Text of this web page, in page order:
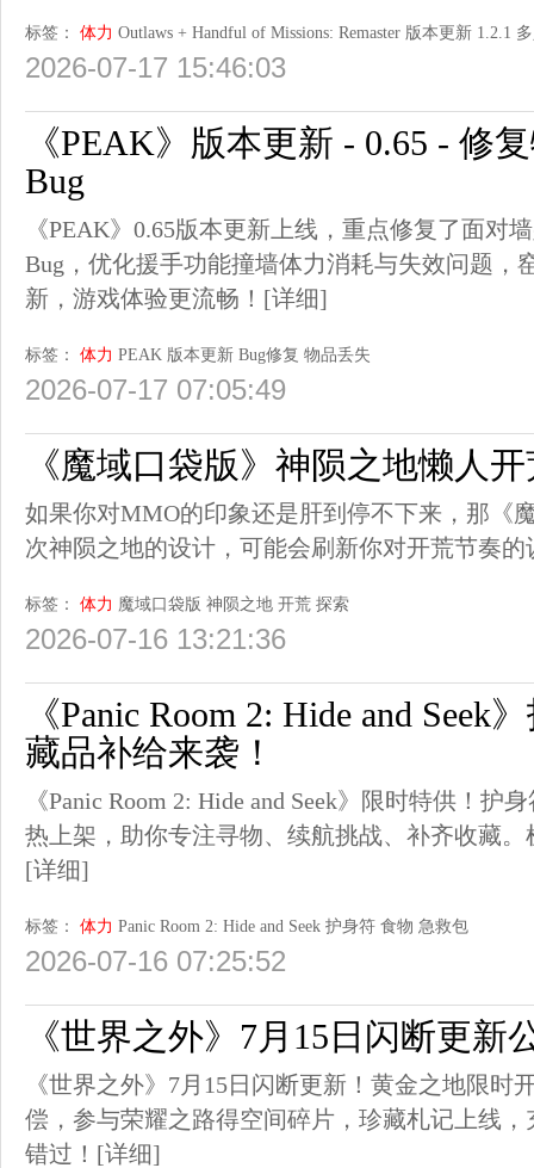
标签： 体力 Outlaws + Handful of Missions: Remaster 版本更新 1.2.1
2026-07-17 15:46:03
《PEAK》版本更新 - 0.65 - 修
Bug
《PEAK》0.65版本更新上线，重点修复了面对
Bug，优化援手功能撞墙体力消耗与失效问题，
新，游戏体验更流畅！ [详细]
标签： 体力 PEAK 版本更新 Bug修复 物品丢失
2026-07-17 07:05:49
《魔域口袋版》神陨之地懒人
如果你对MMO的印象还是肝到停不下来，那《
次神陨之地的设计，可能会刷新你对开荒节奏的
标签： 体力 魔域口袋版 神陨之地 开荒 探索
2026-07-16 13:21:36
《Panic Room 2: Hide and Seek
藏品补给来袭！
《Panic Room 2: Hide and Seek》限时特供！护
热上架，助你专注寻物、续航挑战、补齐收藏
[详细]
标签： 体力 Panic Room 2: Hide and Seek 护身符 食物 急救包
2026-07-16 07:25:52
《世界之外》7月15日闪断更新
《世界之外》7月15日闪断更新！黄金之地限时
偿，参与荣耀之路得空间碎片，珍藏札记上线
错过！ [详细]